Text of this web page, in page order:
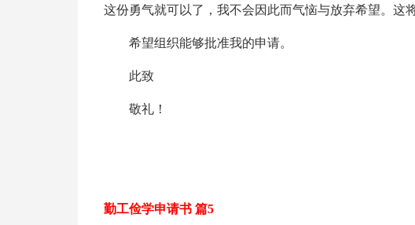
这份勇气就可以了，我不会因此而气恼与放弃希望。这
希望组织能够批准我的申请。
此致
敬礼！
勤工俭学申请书 篇5